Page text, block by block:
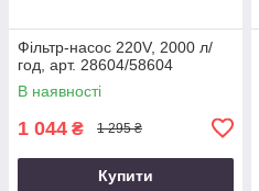
Фільтр-насос 220V, 2000 л/
год, арт. 28604/58604
В наявності
1 044 ₴ 1 295 ₴
Купити